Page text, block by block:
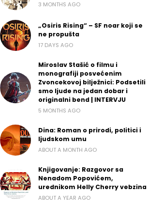
3 MONTHS AGO
„Osiris Rising“ – SF noar koji se
ne propušta
17 DAYS AGO
Miroslav Stašić o filmu i
monografiji posvećenim
Zvoncekovoj bilježnici: Podsetili
smo ljude na jedan dobar i
originalni bend | INTERVJU
5 MONTHS AGO
Dina: Roman o prirodi, politici i
ljudskom umu
ABOUT A MONTH AGO
Knjigovanje: Razgovor sa
Nenadom Popovićem,
urednikom Helly Cherry vebzina
ABOUT A YEAR AGO